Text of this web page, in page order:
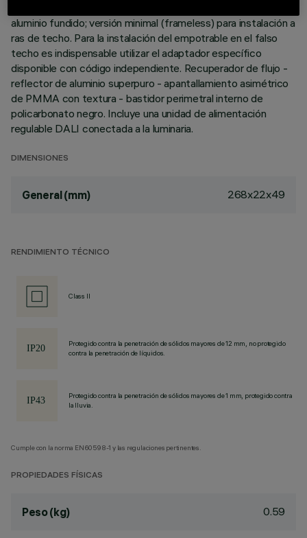
aluminio fundido; versión minimal (frameless) para instalación a
ras de techo. Para la instalación del empotrable en el falso
techo es indispensable utilizar el adaptador específico
disponible con código independiente. Recuperador de flujo -
reflector de aluminio superpuro - apantallamiento asimétrico
de PMMA con textura - bastidor perimetral interno de
policarbonato negro. Incluye una unidad de alimentación
regulable DALI conectada a la luminaria.
DIMENSIONES
General (mm) 268x22x49
RENDIMIENTO TÉCNICO
Class II
Protegido contra la penetración de sólidos mayores de 12 mm, no protegido
contra la penetración de líquidos.
Protegido contra la penetración de sólidos mayores de 1 mm, protegido contra
la lluvia.
Cumple con la norma EN60598-1 y las regulaciones pertinentes.
PROPIEDADES FÍSICAS
Peso (kg) 0.59